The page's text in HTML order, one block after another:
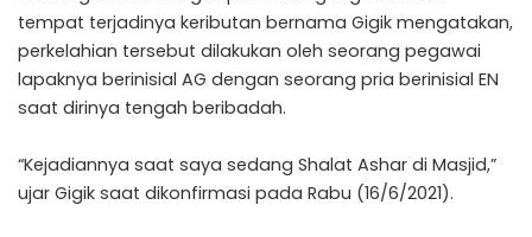
tempat terjadinya keributan bernama Gigik mengatakan,
perkelahian tersebut dilakukan oleh seorang pegawai
lapaknya berinisial AG dengan seorang pria berinisial EN
saat dirinya tengah beribadah.
“Kejadiannya saat saya sedang Shalat Ashar di Masjid,”
ujar Gigik saat dikonfirmasi pada Rabu (16/6/2021).